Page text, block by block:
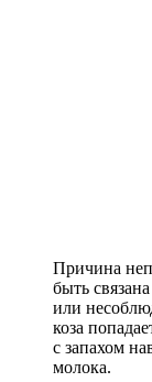
Причина
быть
или
коза
с запахом
молока.